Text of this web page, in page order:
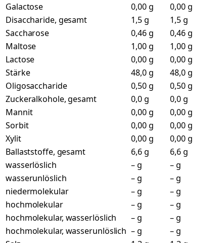
Galactose
0,00 g
0,00 g
Disaccharide, gesamt
1,5 g
1,5 g
Saccharose
0,46 g
0,46 g
Maltose
1,00 g
1,00 g
Lactose
0,00 g
0,00 g
Stärke
48,0 g
48,0 g
Oligosaccharide
0,50 g
0,50 g
Zuckeralkohole, gesamt
0,0 g
0,0 g
Mannit
0,00 g
0,00 g
Sorbit
0,00 g
0,00 g
Xylit
0,00 g
0,00 g
Ballaststoffe, gesamt
6,6 g
6,6 g
wasserlöslich
– g
– g
wasserunlöslich
– g
– g
niedermolekular
– g
– g
hochmolekular
– g
– g
hochmolekular, wasserlöslich
– g
– g
hochmolekular, wasserunlöslich – g
– g